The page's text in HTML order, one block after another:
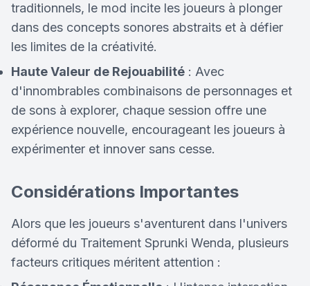
traditionnels, le mod incite les joueurs à plonger
dans des concepts sonores abstraits et à défier
les limites de la créativité.
Haute Valeur de Rejouabilité : Avec
d'innombrables combinaisons de personnages et
de sons à explorer, chaque session offre une
expérience nouvelle, encourageant les joueurs à
expérimenter et innover sans cesse.
Considérations Importantes
Alors que les joueurs s'aventurent dans l'univers
déformé du Traitement Sprunki Wenda, plusieurs
facteurs critiques méritent attention :